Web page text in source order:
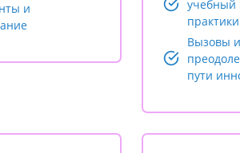
и
учебный
Вызовы
пути